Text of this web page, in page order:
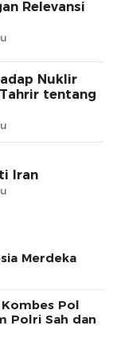
Relevansi
Nuklir
tentang
Iran
Merdeka
Pol
Polri Sah dan